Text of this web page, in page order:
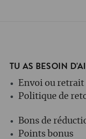
TU AS BESOIN
Envoi ou retrait
Politique de
Bons de
Points bonus